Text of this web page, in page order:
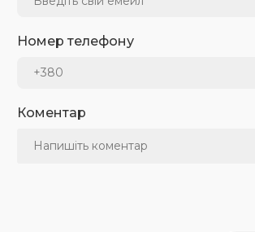
Номер телефону
Коментар